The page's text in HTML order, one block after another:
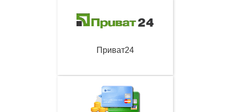
Приват24